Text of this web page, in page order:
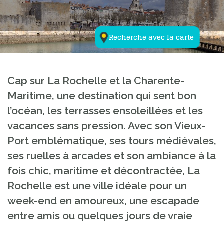
Recherche avec la carte
Cap sur La Rochelle et la Charente-
Maritime, une destination qui sent bon
l’océan, les terrasses ensoleillées et les
vacances sans pression. Avec son Vieux-
Port emblématique, ses tours médiévales,
ses ruelles à arcades et son ambiance à la
fois chic, maritime et décontractée, La
Rochelle est une ville idéale pour un
week-end en amoureux, une escapade
entre amis ou quelques jours de vraie